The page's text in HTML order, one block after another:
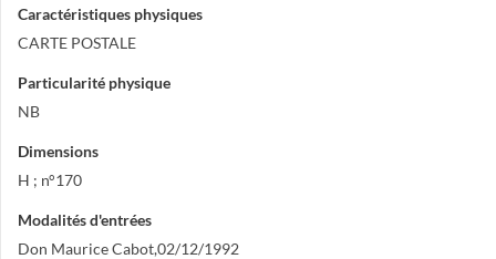
Caractéristiques physiques
CARTE POSTALE
Particularité physique
NB
Dimensions
H ; n°170
Modalités d'entrées
Don Maurice Cabot,02/12/1992